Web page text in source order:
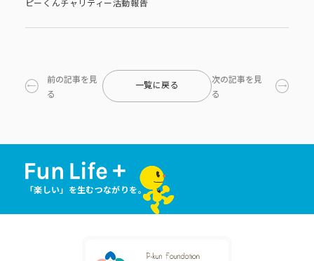
前の記事を見
る
一覧に戻る
次の記事を見
る
「楽しい」を生むつながりを。